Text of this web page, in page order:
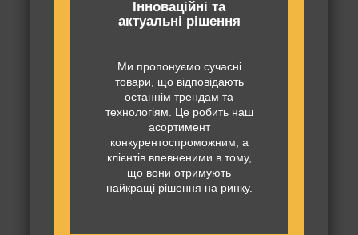
Інноваційні та
актуальні рішення
Ми пропонуємо сучасні
товари, що відповідають
останнім трендам та
технологіям. Це робить наш
асортимент
конкурентоспроможним, а
клієнтів впевненими в тому,
що вони отримують
найкращі рішення на ринку.